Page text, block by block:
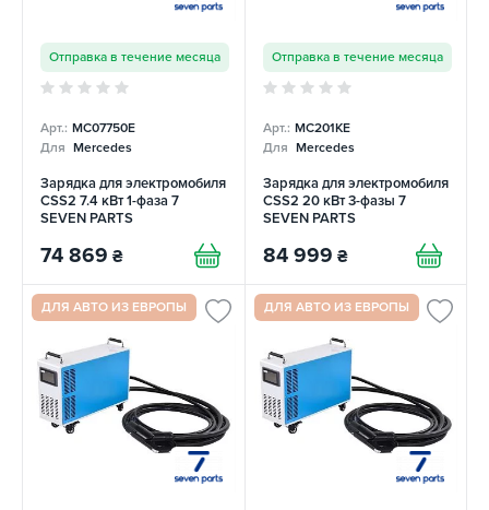
Отправка в течение месяца
Арт.: MC07750E
Для Mercedes
Зарядка для электромобиля
CSS2 7.4 кВт 1-фаза 7
SEVEN PARTS
74 869 ₴
Отправка в течение месяца
Арт.: MC201KE
Для Mercedes
Зарядка для электромобиля
CSS2 20 кВт 3-фазы 7
SEVEN PARTS
84 999 ₴
ДЛЯ АВТО ИЗ ЕВРОПЫ ДЛЯ АВТО ИЗ ЕВРОПЫ